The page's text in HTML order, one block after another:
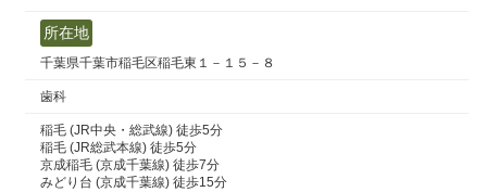
所在地
千葉県千葉市稲毛区稲毛東１－１５－８
歯科
稲毛 (JR中央・総武線) 徒歩5分
稲毛 (JR総武本線) 徒歩5分
京成稲毛 (京成千葉線) 徒歩7分
みどり台 (京成千葉線) 徒歩15分